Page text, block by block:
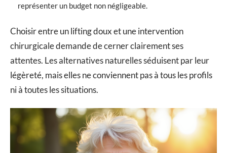
représenter un budget non négligeable.
Choisir entre un lifting doux et une intervention
chirurgicale demande de cerner clairement ses
attentes. Les alternatives naturelles séduisent par leur
légèreté, mais elles ne conviennent pas à tous les profils
ni à toutes les situations.